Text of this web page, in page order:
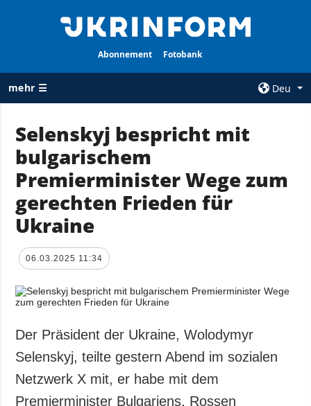
Abonnement Fotobank
mehr ☰
Deu
ALLE
RUBRIKEN
Krieg
Wiederaufbau
der Ukraine
Politik
Wirtschaft
Militär
Kultur
Sport
Kriminalität
Notstand und
Über uns
Kontakte
personenbezogener
Selenskyj bespricht mit
bulgarischem
Premierminister Wege zum
gerechten Frieden für
Ukraine
06.03.2025 11:34
Der Präsident der Ukraine, Wolodymyr
Selenskyj, teilte gestern Abend im sozialen
Netzwerk X mit, er habe mit dem
Premierminister Bulgariens, Rossen